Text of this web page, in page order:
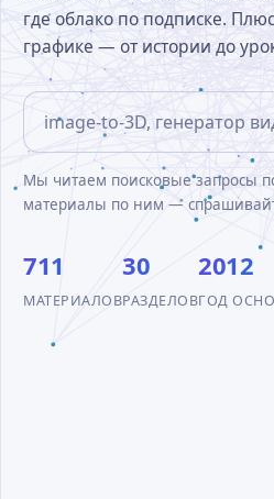
где облако по подписке.
графике — от истории до
Мы читаем поисковые запросы
материалы по ним —
711
МАТЕРИАЛОВ
30
РАЗДЕЛОВ
2012
ГОД